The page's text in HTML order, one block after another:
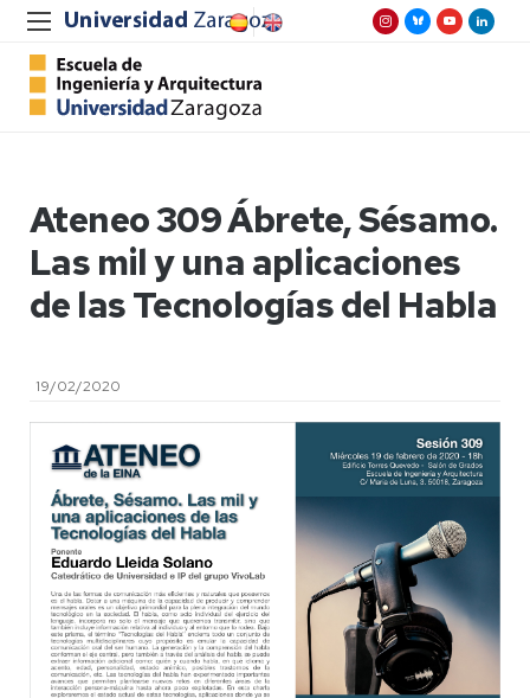
Ateneo 309 Ábrete, Sésamo.
Las mil y una aplicaciones
de las Tecnologías del Habla
19/02/2020